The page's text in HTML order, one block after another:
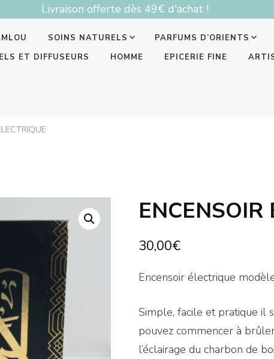
Livraison offerte dès 49€ d'achat !
SOINS NATURELS PARFUMS D’ORIENTS
ET DIFFUSEURS HOMME EPICERIE FINE
ENCENSOIR
30,00€
Encensoir électrique
Simple, facile et pratique il
pouvez commencer à
l’éclairage du charbon de